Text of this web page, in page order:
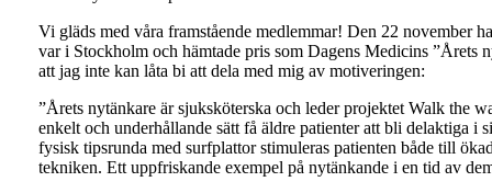
Vi gläds med våra framstående medlemmar! Den 22 november
var i Stockholm och hämtade pris som Dagens Medicins ”Årets
att jag inte kan låta bi att dela med mig av motiveringen:
”Årets nytänkare är sjuksköterska och leder projektet Walk the
enkelt och underhållande sätt få äldre patienter att bli delaktiga
fysisk tipsrunda med surfplattor stimuleras patienten både till
tekniken. Ett uppfriskande exempel på nytänkande i en tid av